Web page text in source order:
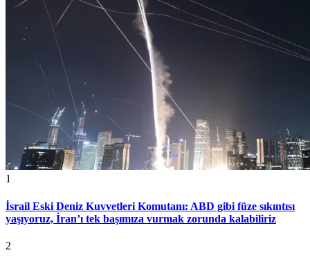
1
İsrail Eski Deniz Kuvvetleri Komutanı: ABD gibi füze sıkıntısı
yaşıyoruz, İran’ı tek başımıza vurmak zorunda kalabiliriz
2